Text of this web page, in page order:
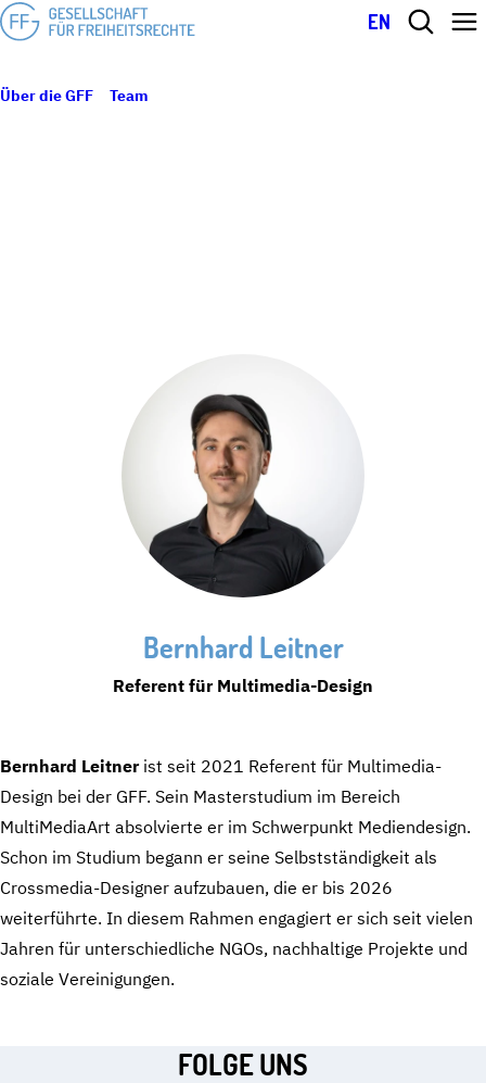
EN
Über die GFF Team
Bernhard Leitner
Referent für Multimedia-Design
Bernhard Leitnerist seit 2021 Referent für Multimedia-
Design bei der GFF. Sein Masterstudium im Bereich
MultiMediaArt absolvierte er im Schwerpunkt Mediendesign.
Schon im Studium begann er seine Selbstständigkeit als
Crossmedia-Designer aufzubauen, die er bis 2026
weiterführte. In diesem Rahmen engagiert er sich seit vielen
Jahren für unterschiedliche NGOs, nachhaltige Projekte und
soziale Vereinigungen.
FOLGE UNS